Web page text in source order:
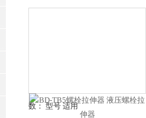
数： 型号 适用